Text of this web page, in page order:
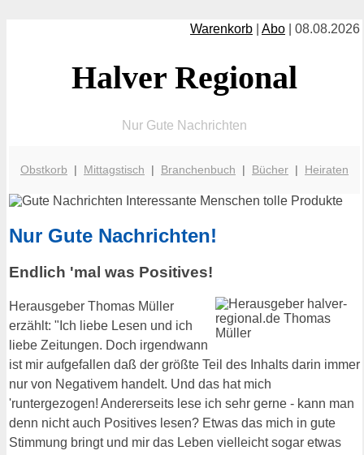
Warenkorb Abo | 08.08.2026
Halver Regional
Nur Gute Nachrichten
Obstkorb | Mittagstisch | Branchenbuch | Bücher | Heiraten
Nur Gute Nachrichten!
Endlich 'mal was Positives!
Herausgeber Thomas Müller
erzählt: "Ich liebe Lesen und ich
liebe Zeitungen. Doch irgendwann
ist mir aufgefallen daß der größte Teil des Inhalts darin immer
nur von Negativem handelt. Und das hat mich
'runtergezogen! Andererseits lese ich sehr gerne - kann man
denn nicht auch Positives lesen? Etwas das mich in gute
Stimmung bringt und mir das Leben vielleicht sogar etwas